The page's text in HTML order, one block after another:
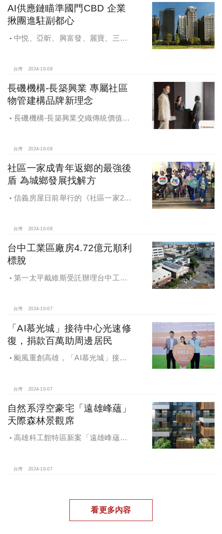
AI供應鏈瞄準國門CBD 企業
揪團進駐副都心
中悦、亞昕、興富發、麗寶、三發
未來還陸續有超過7萬坪辦公樓面積新
供給。
台灣 2024-10-08
長磯機構-長築興業 專屬社區
物管建構品牌新理念
長磯機構-長築興業交織傳統價值與
家邸「長築白樓1」
台灣 2024-10-08
社區一家成青年返鄉的最強後
盾 為城鄉發展找解方
信義房屋日前舉行的《社區一家20
彰化鬆勢三日節策展人劉孟豪分享他
們如何以創新思維和社區凝聚力，為
家鄉帶來改變和發展的故事。
台灣 2024-10-08
台中工業區廠房4.72億元順利
標脫
第一太平戴維斯受託辦理台中工業
價率5％。
台灣 2024-10-07
「AI慕光城」接待中心光速修
復，捐款百萬助周邊居民
颱風重創高雄，「AI慕光城」接待
民復原家園
台灣 2024-10-07
自然系浮空豪宅「遠雄峰蘊」
天際森林景觀席
高雄科工館特區新案「遠雄峰蘊」
台灣 2024-10-07
看更多內容